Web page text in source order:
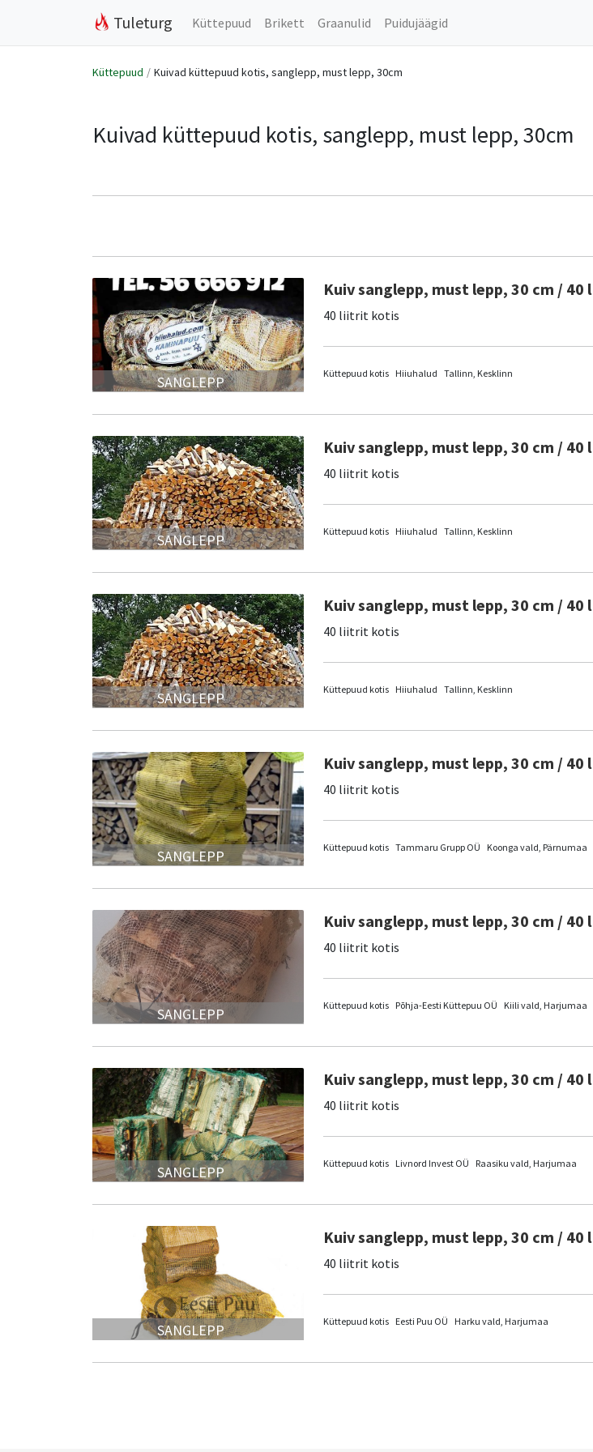
Tuleturg Küttepuud Brikett Graanulid Puidujäägid
Küttepuud Kuivad küttepuud kotis, sanglepp, must lepp, 30cm
Kuivad küttepuud kotis, sanglepp, must lepp, 30cm
SANGLEPP
Kuiv sanglepp, must lepp, 30 cm / 40 l
40 liitrit kotis
Küttepuud kotis Hiiuhalud Tallinn, Kesklinn
SANGLEPP
Kuiv sanglepp, must lepp, 30 cm / 40 l
40 liitrit kotis
Küttepuud kotis Hiiuhalud Tallinn, Kesklinn
SANGLEPP
Kuiv sanglepp, must lepp, 30 cm / 40 l
40 liitrit kotis
Küttepuud kotis Hiiuhalud Tallinn, Kesklinn
SANGLEPP
Kuiv sanglepp, must lepp, 30 cm / 40 l
40 liitrit kotis
Küttepuud kotis Tammaru Grupp OÜ Koonga vald, Pärnumaa
SANGLEPP
Kuiv sanglepp, must lepp, 30 cm / 40 l
40 liitrit kotis
Küttepuud kotis Põhja-Eesti Küttepuu OÜ Kiili vald, Harjumaa
SANGLEPP
Kuiv sanglepp, must lepp, 30 cm / 40 l
40 liitrit kotis
Küttepuud kotis Livnord Invest OÜ Raasiku vald, Harjumaa
SANGLEPP
Kuiv sanglepp, must lepp, 30 cm / 40 l
40 liitrit kotis
Küttepuud kotis Eesti Puu OÜ Harku vald, Harjumaa